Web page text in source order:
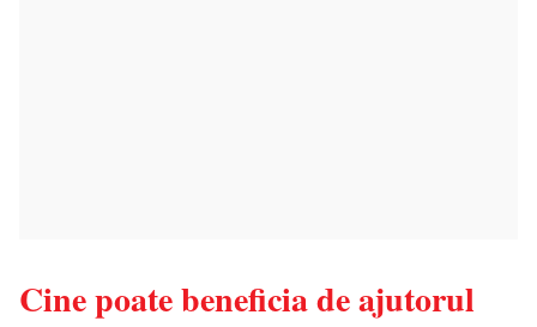
Cine poate beneficia de ajutorul